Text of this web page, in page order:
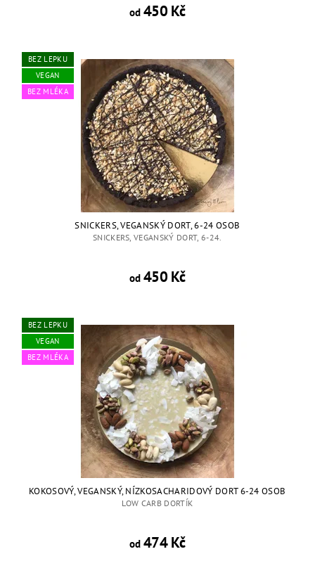
od450 Kč
BEZ LEPKU
VEGAN
BEZ MLÉKA
SNICKERS, VEGANSKÝ DORT, 6-24 OSOB
SNICKERS, VEGANSKÝ DORT, 6-24.
od450 Kč
BEZ LEPKU
VEGAN
BEZ MLÉKA
KOKOSOVÝ, VEGANSKÝ, NÍZKOSACHARIDOVÝ DORT 6-24 OSOB
LOW CARB DORTÍK
od474 Kč